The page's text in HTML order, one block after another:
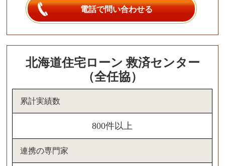
電話で問い合わせる
北海道住宅ローン 救済センター
（全任協）
累計実績数
800件以上
連携の専門家